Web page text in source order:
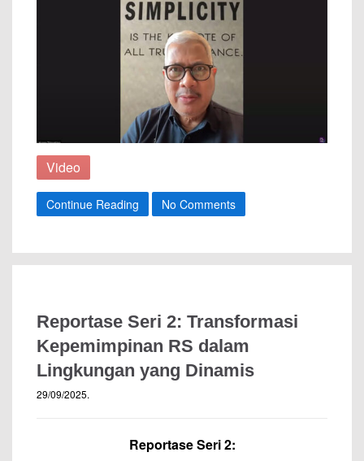
Video
Continue Reading No Comments
Reportase Seri 2: Transformasi
Kepemimpinan RS dalam
Lingkungan yang Dinamis
29/09/2025.
Reportase Seri 2: